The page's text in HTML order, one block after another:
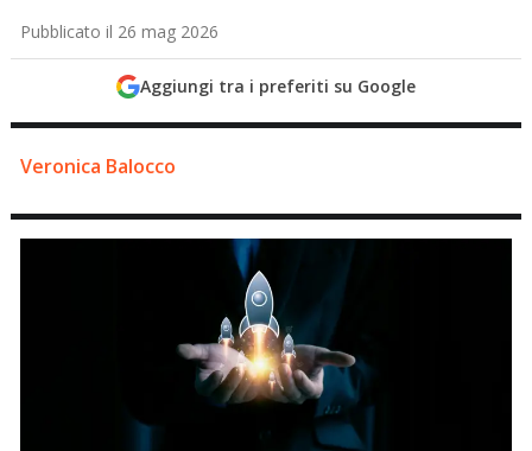
Pubblicato il 26 mag 2026
Aggiungi tra i preferiti su Google
Veronica Balocco